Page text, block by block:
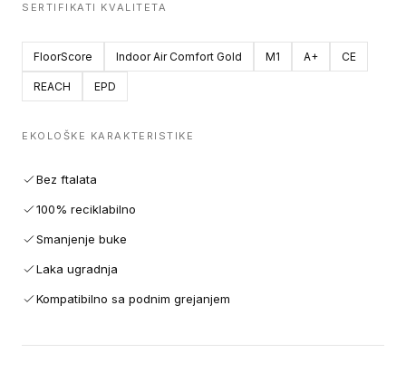
SERTIFIKATI KVALITETA
FloorScore Indoor Air Comfort Gold M1 A+ CE
REACH EPD
EKOLOŠKE KARAKTERISTIKE
Bez ftalata
100% reciklabilno
Smanjenje buke
Laka ugradnja
Kompatibilno sa podnim grejanjem